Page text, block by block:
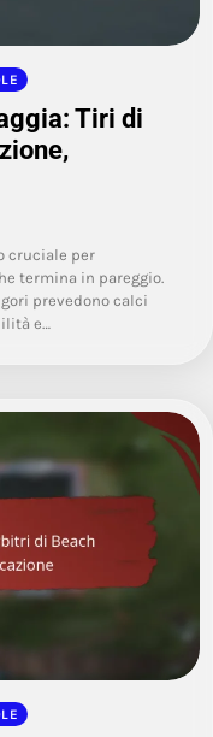
Tiri di
cruciale per
termina in pareggio.
prevedono calci
e…